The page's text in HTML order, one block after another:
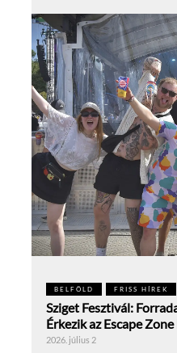
BELFÖLD FRISS HÍREK
Sziget Fesztivál:
Érkezik az Escape
2026. július 2